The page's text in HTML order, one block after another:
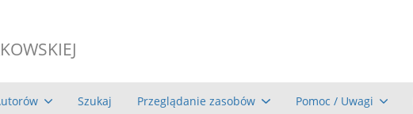
Szukaj Przeglądanie zasobów Pomoc / Uwagi